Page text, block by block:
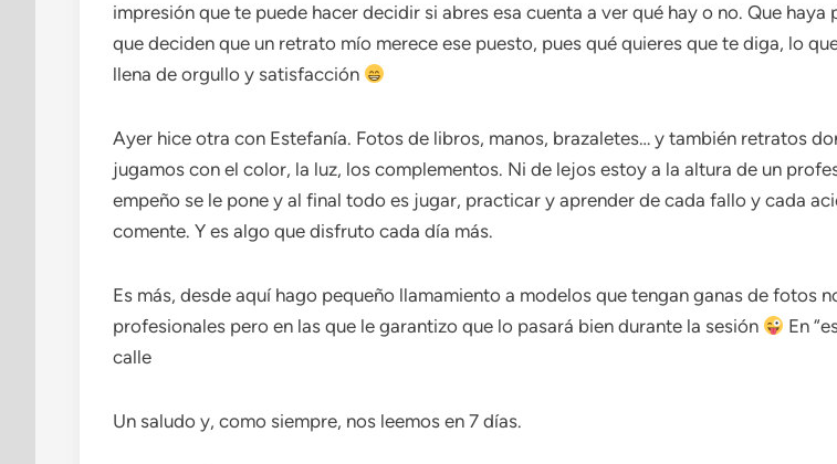
impresión que te puede hacer decidir si abres esa cuenta a ver qué hay o no. Que haya
que deciden que un retrato mío merece ese puesto, pues qué quieres que te diga, lo
llena de orgullo y satisfacción
Ayer hice otra con Estefanía. Fotos de libros, manos, brazaletes… y también retratos
jugamos con el color, la luz, los complementos. Ni de lejos estoy a la altura de un
empeño se le pone y al final todo es jugar, practicar y aprender de cada fallo y cada
comente. Y es algo que disfruto cada día más.
Es más, desde aquí hago pequeño llamamiento a modelos que tengan ganas de fotos
profesionales pero en las que le garantizo que lo pasará bien durante la sesión
En
calle
Un saludo y, como siempre, nos leemos en 7 días.